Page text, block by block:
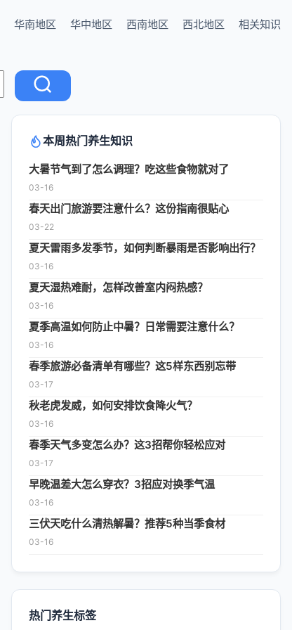
华南地区 华中地区 西南地区 西北地区 相关知识
本周热门养生知识
大暑节气到了怎么调理？吃这些食物就对了
03-16
春天出门旅游要注意什么？这份指南很贴心
03-22
夏天雷雨多发季节，如何判断暴雨是否影响出行？
03-16
夏天湿热难耐，怎样改善室内闷热感？
03-16
夏季高温如何防止中暑？日常需要注意什么？
03-16
春季旅游必备清单有哪些？这5样东西别忘带
03-17
秋老虎发威，如何安排饮食降火气？
03-16
春季天气多变怎么办？这3招帮你轻松应对
03-17
早晚温差大怎么穿衣？3招应对换季气温
03-16
三伏天吃什么清热解暑？推荐5种当季食材
03-16
热门养生标签